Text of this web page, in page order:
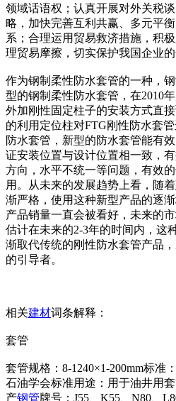
领域话语权；认真开展对外关税
略，加快完善互利共赢、多元平
系；合理运用贸易救济措施，积
理贸易摩擦，切实保护我国企业的
作为钢制柔性防水套管的一种，
型的钢制柔性防水套管，在2010
外加刚性固定柱子的安装方式直
的利用定位柱对FTG刚性防水套
防水套管，新型的防水套管能有
证安装位置与设计位置相一致，
方向，水平不统一等问题，有效
用。从未来的发展趋势上看，随
渐严格，使用这种新型产品的逐
产品销量一直会被看好，未来的
估计在未来的2-3年的时间内，这
渐取代传统的刚性防水套管产品
的引导者。
相关建材词条解释：
套管
套管规格：8-1240×1-200mm标
石油学会标准用途：用于油井用
产钢管牌号：J55、K55、N80、